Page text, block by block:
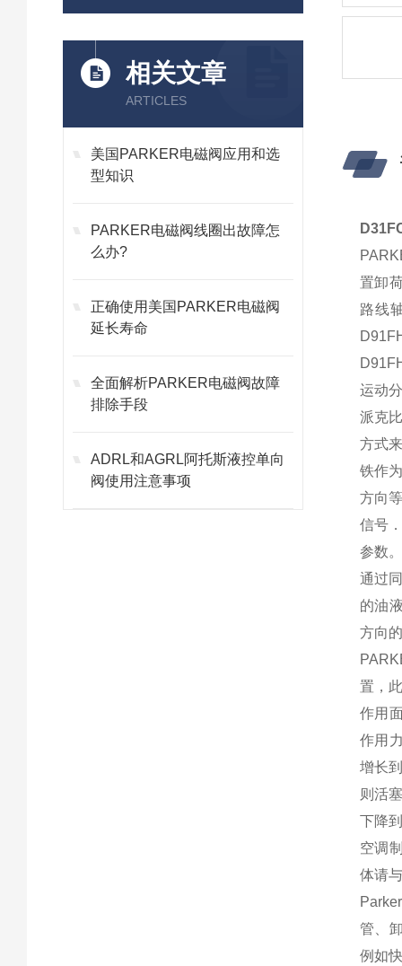
相关文章
ARTICLES
美国PARKER电磁阀应用和选
型知识
PARKER电磁阀线圈出故障怎
么办?
正确使用美国PARKER电磁阀
延长寿命
全面解析PARKER电磁阀故障
排除手段
ADRL和AGRL阿托斯液控单向
阀使用注意事项
置卸
路线
运动
派克
方式
铁作
方向
信号
参数
通过
的油
方向
置，
作用
作用
增长
则活
下降
空调
体请
管、
例如